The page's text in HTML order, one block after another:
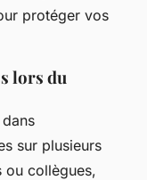
protéger vos
lors du
sur plusieurs
ou collègues,